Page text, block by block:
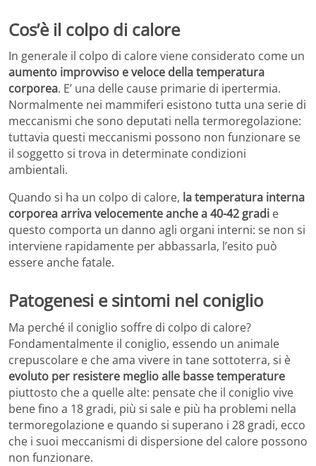
Cos’è il colpo di calore
In generale il colpo di calore viene considerato come un
aumento improvviso e veloce della temperatura
corporea. E’ una delle cause primarie di ipertermia.
Normalmente nei mammiferi esistono tutta una serie di
meccanismi che sono deputati nella termoregolazione:
tuttavia questi meccanismi possono non funzionare se
il soggetto si trova in determinate condizioni
ambientali.
Quando si ha un colpo di calore, la temperatura interna
corporea arriva velocemente anche a 40-42 gradi e
questo comporta un danno agli organi interni: se non si
interviene rapidamente per abbassarla, l’esito può
essere anche fatale.
Patogenesi e sintomi nel coniglio
Ma perché il coniglio soffre di colpo di calore?
Fondamentalmente il coniglio, essendo un animale
crepuscolare e che ama vivere in tane sottoterra, si è
evoluto per resistere meglio alle basse temperature
piuttosto che a quelle alte: pensate che il coniglio vive
bene fino a 18 gradi, più si sale e più ha problemi nella
termoregolazione e quando si superano i 28 gradi, ecco
che i suoi meccanismi di dispersione del calore possono
non funzionare.